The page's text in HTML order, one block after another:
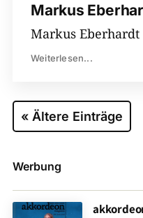
Markus
Markus Eberhardt
Weiterlesen...
« Ältere Einträge
Werbung